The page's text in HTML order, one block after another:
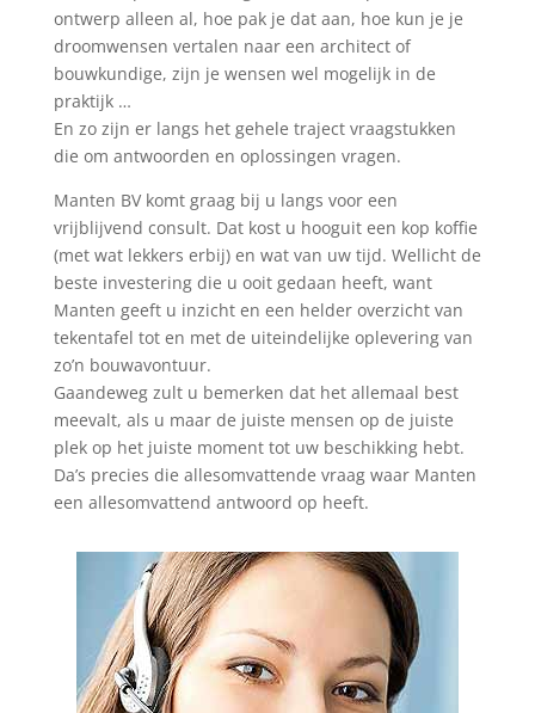
ontwerp alleen al, hoe pak je dat aan, hoe kun je je
droomwensen vertalen naar een architect of
bouwkundige, zijn je wensen wel mogelijk in de
praktijk …
En zo zijn er langs het gehele traject vraagstukken
die om antwoorden en oplossingen vragen.
Manten BV komt graag bij u langs voor een
vrijblijvend consult. Dat kost u hooguit een kop koffie
(met wat lekkers erbij) en wat van uw tijd. Wellicht de
beste investering die u ooit gedaan heeft, want
Manten geeft u inzicht en een helder overzicht van
tekentafel tot en met de uiteindelijke oplevering van
zo’n bouwavontuur.
Gaandeweg zult u bemerken dat het allemaal best
meevalt, als u maar de juiste mensen op de juiste
plek op het juiste moment tot uw beschikking hebt.
Da’s precies die allesomvattende vraag waar Manten
een allesomvattend antwoord op heeft.